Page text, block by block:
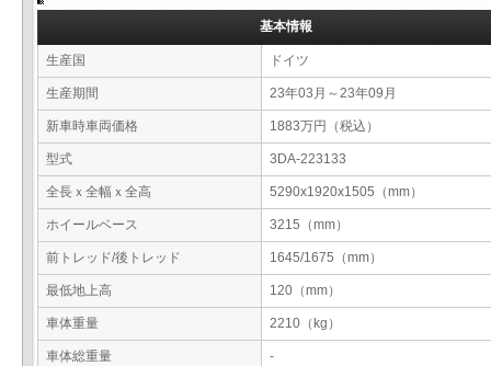
基本情報
生産国 ドイツ
生産期間 23年03月～23年09月
新車時車両価格 1883万円（税込）
型式 3DA-223133
全長ｘ全幅ｘ全高 5290x1920x1505（mm）
ホイールベース 3215（mm）
前トレッド/後トレッド 1645/1675（mm）
最低地上高 120（mm）
車体重量 2210（kg）
車体総重量 -